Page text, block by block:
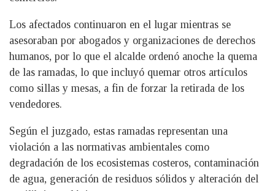
Los afectados continuaron en el lugar mientras se
asesoraban por abogados y organizaciones de derechos
humanos, por lo que el alcalde ordenó anoche la quema
de las ramadas, lo que incluyó quemar otros artículos
como sillas y mesas, a fin de forzar la retirada de los
vendedores.
Según el juzgado, estas ramadas representan una
violación a las normativas ambientales como
degradación de los ecosistemas costeros, contaminación
de agua, generación de residuos sólidos y alteración del